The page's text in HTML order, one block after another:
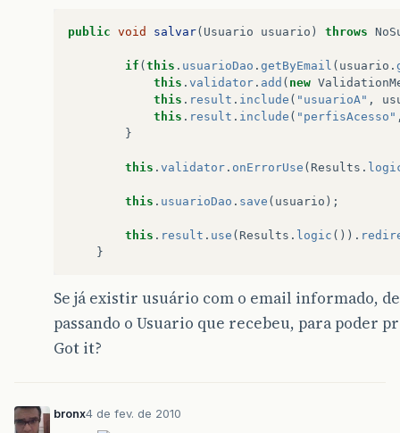
public void salvar( Usuario usuario ) throws
if ( this . usuarioDao . getByEmail ( usuario .
this . validator . add ( new
this . result . include ( "usuarioA" ,
this . result . include ( "perfisAcesso"
}
this . validator . onErrorUse ( Results .
this . usuarioDao . save ( usuario );
this . result . use ( Results . logic ()).
}
Se já existir usuário com o email informado,
passando o Usuario que recebeu, para poder
Got it?
bronx4 de fev. de 2010